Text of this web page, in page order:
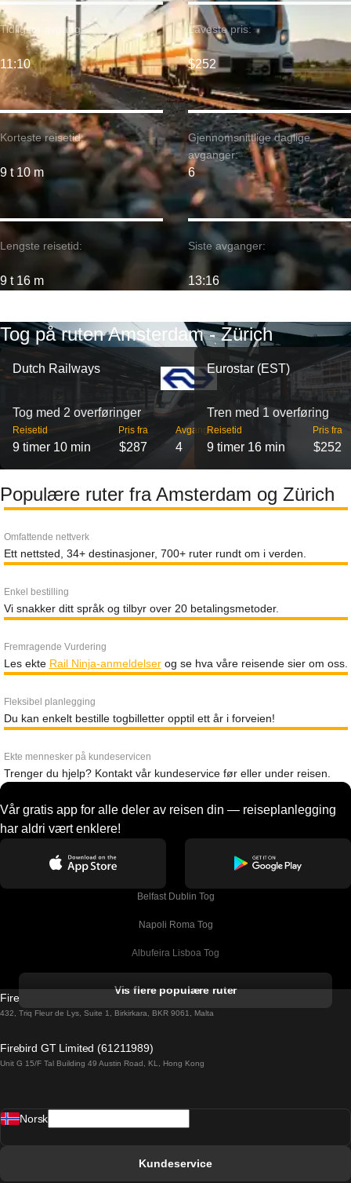
Korteste reisetid:
9 t 10 m
Tidligste avgang:
11:10
Lengste reisetid:
9 t 16 m
Laveste pris:
$252
Gjennomsnittlige daglige
avganger:
6
Siste avganger:
13:16
Tog på ruten Amsterdam - Zürich
Dutch Railways
Tog med 2 overføringer
Reisetid
9 timer 10 min
Pris fra
$287
Avganger
4
Eurostar (EST)
Tren med 1 overføring
Reisetid
9 timer 16 min
Pris fra
$252
Populære ruter fra Amsterdam og Zürich
Omfattende nettverk
Ett nettsted, 34+ destinasjoner, 700+ ruter rundt om i verden.
Enkel bestilling
Vi snakker ditt språk og tilbyr over 20 betalingsmetoder.
Fremragende Vurdering
Les ekte Rail Ninja-anmeldelserog se hva våre reisende sier om oss.
Fleksibel planlegging
Du kan enkelt bestille togbilletter opptil ett år i forveien!
Ekte mennesker på kundeservicen
Trenger du hjelp? Kontakt vår kundeservice før eller under reisen.
Vår gratis app for alle deler av reisen din — reiseplanlegging
har aldri vært enklere!
Belfast Dublin Tog
Napoli Roma Tog
Albufeira Lisboa Tog
Barcelona Madrid Tog
Barcelona Sevilla Tog
Vis flere populære ruter
Firebird GT Limited (OC 1451)
432, Triq Fleur de Lys, Suite 1, Birkirkara, BKR 9061, Malta
Firebird GT Limited (61211989)
Unit G 15/F Tal Building 49 Austin Road, KL, Hong Kong
Norsk
Kundeservice